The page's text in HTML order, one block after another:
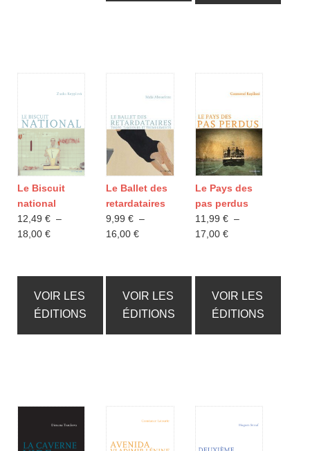
Le Biscuit
national
12,49 € –
18,00 €Plage
12,49 €
à
18,00 €
VOIR LES
ÉDITIONS
Le Ballet des
retardataires
9,99€ –
16,00€Plage
9,99 €
à
16,00 €
VOIR LES
ÉDITIONS
Le Pays des
pas perdus
11,99 € –
17,00 €Plage
11,99 €
à
17,00 €
VOIR LES
ÉDITIONS